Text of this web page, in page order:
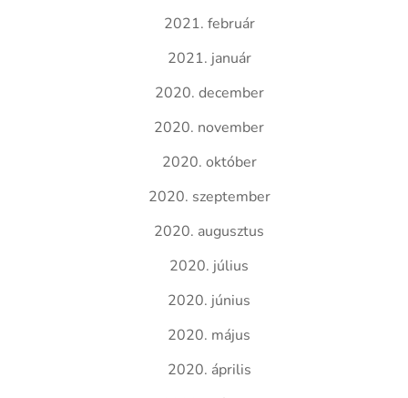
2021. február
2021. január
2020. december
2020. november
2020. október
2020. szeptember
2020. augusztus
2020. július
2020. június
2020. május
2020. április